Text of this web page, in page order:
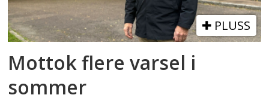
PLUSS
Mottok flere varsel i
sommer